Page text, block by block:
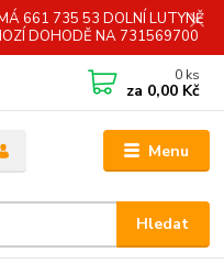
661 735 53 DOLNÍ LUTYNĚ
DOHODĚ NA 731569700
Menu
Hledat
0 ks
za 0,00 Kč